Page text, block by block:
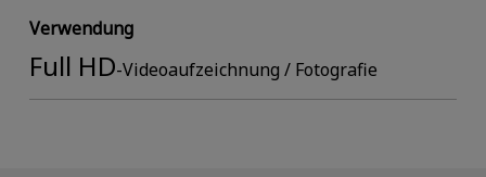
Verwendung
Full HD-Videoaufzeichnung / Fotografie